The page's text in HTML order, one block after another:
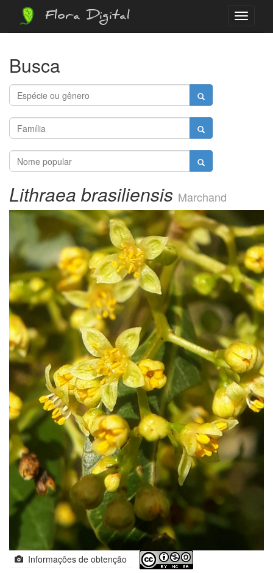
Menu
Flora Digital
Busca
Lithraea brasiliensis Marchand
Informações de obtenção